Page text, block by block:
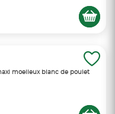
moelleux blanc de poulet